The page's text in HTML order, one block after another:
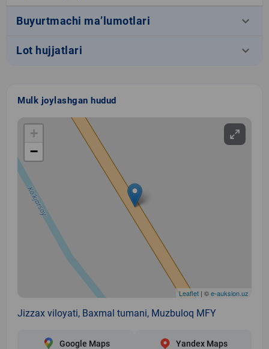
Buyurtmachi ma’lumotlari keyboard_arrow_down
Lot hujjatlari keyboard_arrow_down
Mulk joylashgan hudud
+
−
Leaflet | ©e-auksion.uz
Jizzax viloyati, Baxmal tumani, Muzbuloq MFY
Google Maps Yandex Maps